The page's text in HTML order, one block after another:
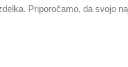
Priporočamo, da svojo